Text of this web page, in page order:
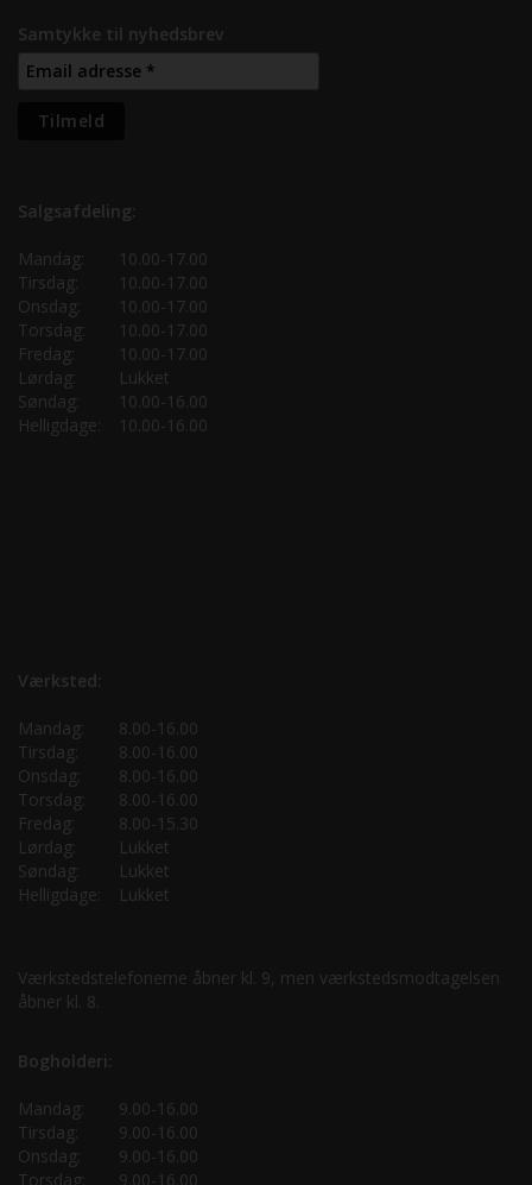
Samtykke til nyhedsbrev
Salgsafdeling:
Mandag:
10.00-17.00
Tirsdag:
10.00-17.00
Onsdag:
10.00-17.00
Torsdag:
10.00-17.00
Fredag:
10.00-17.00
Lørdag:
Lukket
Søndag:
10.00-16.00
Helligdage:
10.00-16.00
Værksted:
Mandag:
8.00-16.00
Tirsdag:
8.00-16.00
Onsdag:
8.00-16.00
Torsdag:
8.00-16.00
Fredag:
8.00-15.30
Lørdag:
Lukket
Søndag:
Lukket
Helligdage:
Lukket
Værkstedstelefonerne åbner kl. 9, men værkstedsmodtagelsen
åbner kl. 8.
Bogholderi:
Mandag:
9.00-16.00
Tirsdag:
9.00-16.00
Onsdag:
9.00-16.00
Torsdag:
9.00-16.00